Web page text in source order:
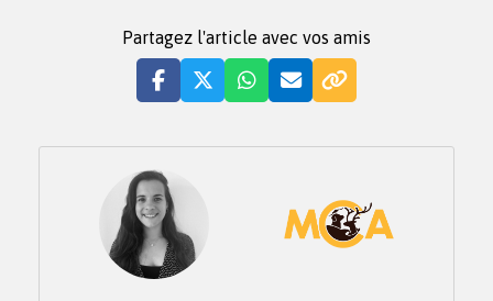
Partagez l'article avec vos amis